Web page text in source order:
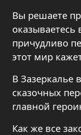
Вы решаете
оказываетесь
причудливо
этот мир
В Зазеркалье
сказочных
главной
Как же все